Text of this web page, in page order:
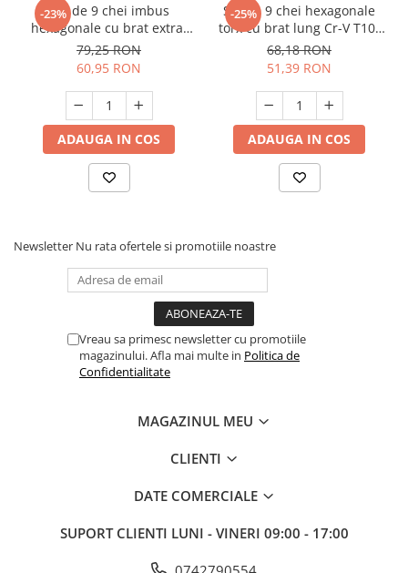
-23%
Set de 9 chei imbus
hexagonale cu brat extra-
lung si varf sferic Cr-V ,
Tolsen 20054
79,25 RON
60,95 RON
ADAUGA IN COS
-25%
Set de 9 chei hexagonale
torx cu brat lung Cr-V T10-
T50 ,Tolsen 20056
68,18 RON
51,39 RON
ADAUGA IN COS
Newsletter Nu rata ofertele si promotiile noastre
Vreau sa primesc newsletter cu promotiile
magazinului. Afla mai multe in Politica de
Confidentialitate
MAGAZINUL MEU
CLIENTI
DATE COMERCIALE
SUPORT CLIENTI LUNI - VINERI 09:00 - 17:00